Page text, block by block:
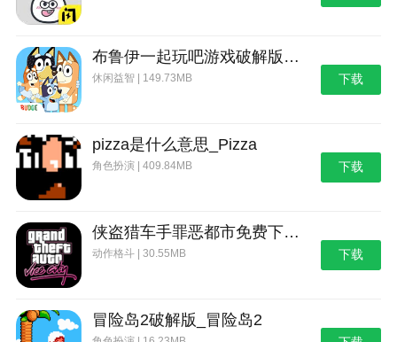
布鲁伊一起玩吧游戏破解版_布鲁伊：一起玩吧
休闲益智 | 149.73MB 下载
pizza是什么意思_Pizza
角色扮演 | 409.84MB 下载
侠盗猎车手罪恶都市免费下载_侠盗猎车手：罪恶都市
动作格斗 | 30.55MB 下载
冒险岛2破解版_冒险岛2